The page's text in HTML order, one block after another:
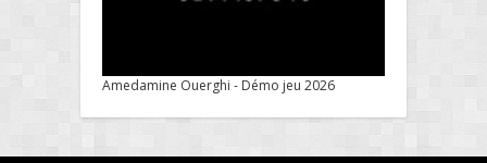
Amedamine Ouerghi - Démo jeu 2026